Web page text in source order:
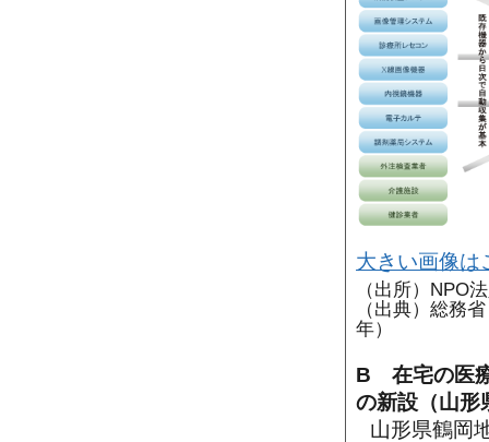
大きい画像は
（出所）NPO
（出典）総務
年）
B 在宅の医
の新設（山形
山形県鶴岡